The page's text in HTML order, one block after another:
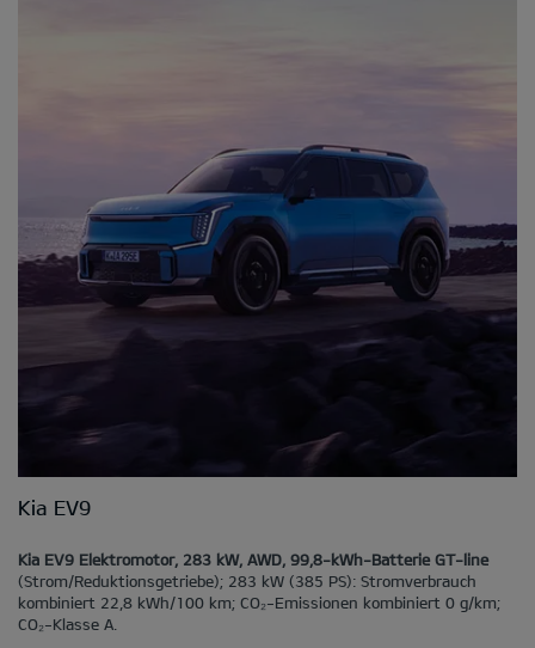
Kia EV9
Kia EV9 Elektromotor, 283 kW, AWD, 99,8-kWh-Batterie GT-line
(Strom/Reduktionsgetriebe); 283 kW (385 PS): Stromverbrauch
kombiniert 22,8 kWh/100 km; CO₂-Emissionen kombiniert 0 g/km;
CO₂-Klasse A.